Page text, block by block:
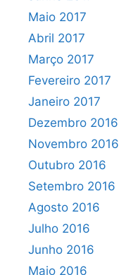
Maio 2017
Abril 2017
Março 2017
Fevereiro 2017
Janeiro 2017
Dezembro 2016
Novembro 2016
Outubro 2016
Setembro 2016
Agosto 2016
Julho 2016
Junho 2016
Maio 2016